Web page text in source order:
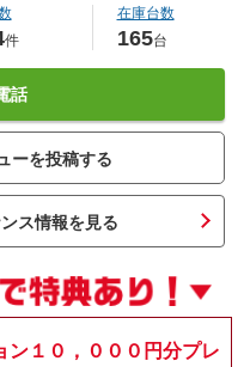
件
在庫台数
165台
話
ーを投稿する
ス情報を見る
１０，０００円分プレ